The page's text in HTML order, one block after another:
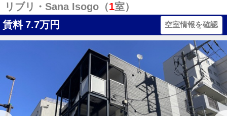
リブリ・Sana Isogo（1室）
賃料 7.7万円 空室情報を確認